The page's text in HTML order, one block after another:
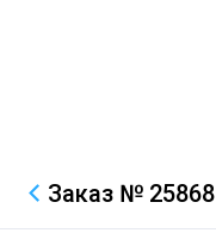
Заказ № 25868